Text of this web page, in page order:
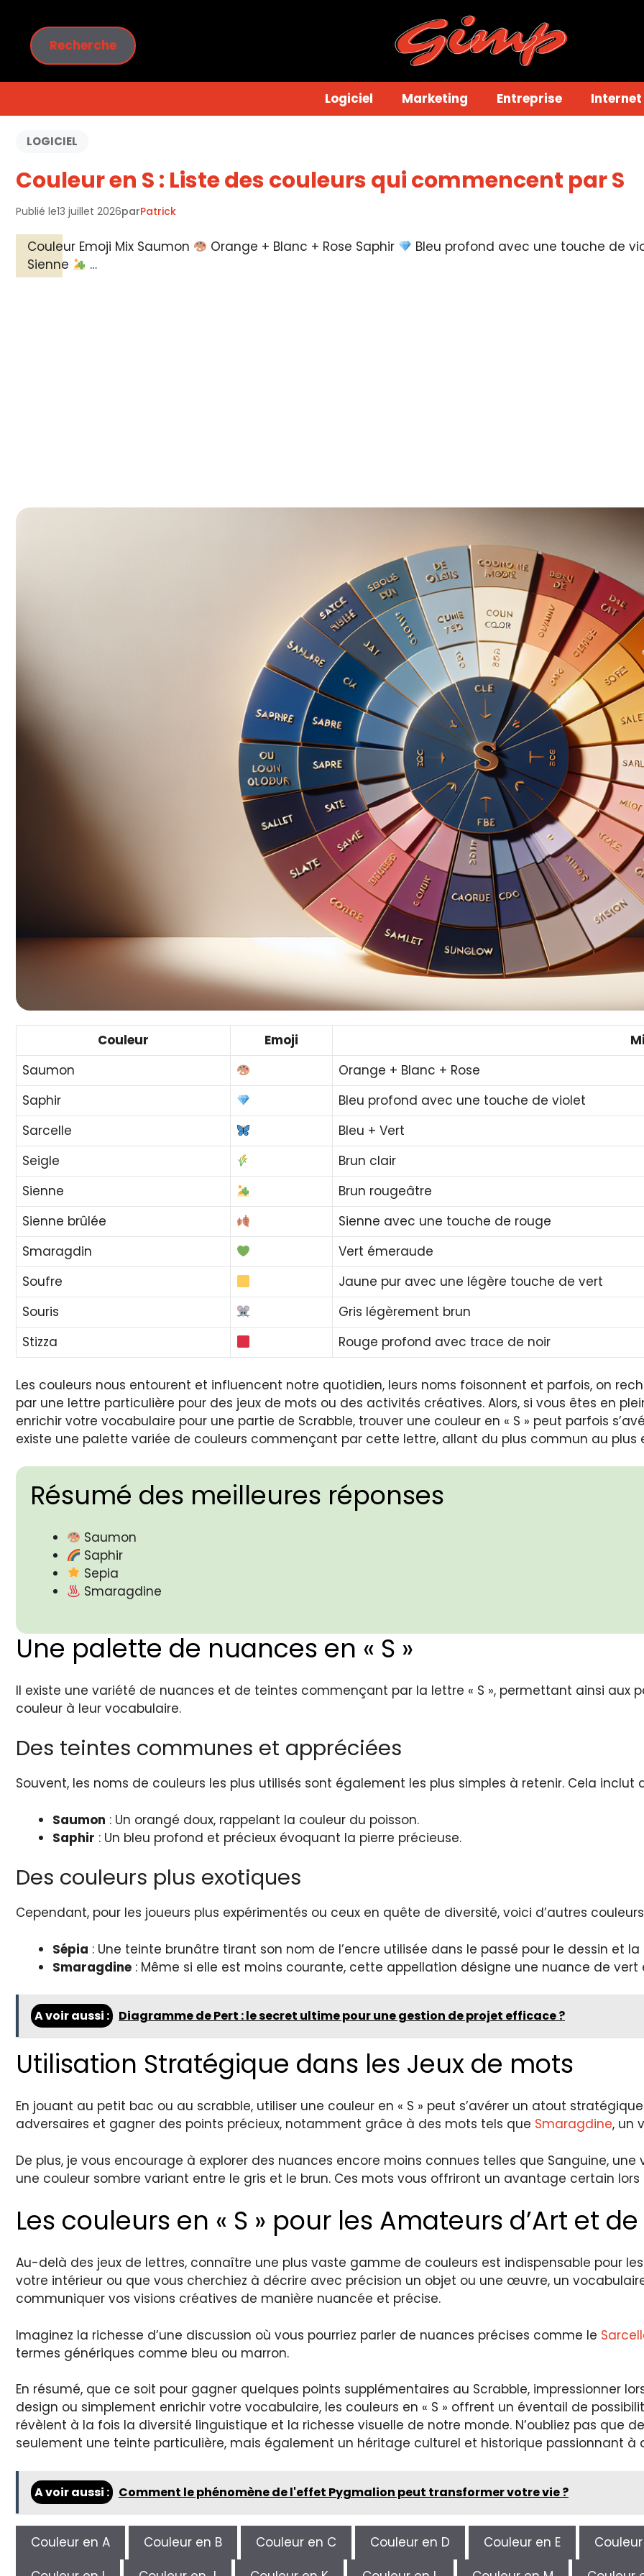
contenu
Rechercher
Recherche
Logiciel Marketing Entreprise Internet
LOGICIEL
Couleur en S : Liste des couleurs qui commencent par S
Publié le13 juillet 2026parPatrick
Couleur Emoji Mix Saumon Orange + Blanc + Rose Saphir
Bleu profond avec une touche de
Sienne
…
Couleur Emoji
Saumon
Orange + Blanc + Rose
Saphir
Bleu profond avec une touche de violet
Sarcelle
Bleu + Vert
Seigle
Brun clair
Sienne
Brun rougeâtre
Sienne brûlée
Sienne avec une touche de rouge
Smaragdin
Vert émeraude
Soufre
Jaune pur avec une légère touche de vert
Souris
Gris légèrement brun
Stizza
Rouge profond avec trace de noir
Les couleurs nous entourent et influencent notre quotidien, leurs noms foisonnent et parfois, on
par une lettre particulière pour des jeux de mots ou des activités créatives. Alors, si vous êtes en
enrichir votre vocabulaire pour une partie de Scrabble, trouver une couleur en « S » peut parfois
existe une palette variée de couleurs commençant par cette lettre, allant du plus commun au plus
Résumé des meilleures réponses
Saumon
Saphir
Sepia
Smaragdine
Une palette de nuances en « S »
Il existe une variété de nuances et de teintes commençant par la lettre « S », permettant ainsi aux
couleur à leur vocabulaire.
Des teintes communes et appréciées
Souvent, les noms de couleurs les plus utilisés sont également les plus simples à retenir. Cela inclut
Saumon : Un orangé doux, rappelant la couleur du poisson.
Saphir : Un bleu profond et précieux évoquant la pierre précieuse.
Des couleurs plus exotiques
Cependant, pour les joueurs plus expérimentés ou ceux en quête de diversité, voici d’autres
Sépia : Une teinte brunâtre tirant son nom de l’encre utilisée dans le passé pour le dessin et
Smaragdine : Même si elle est moins courante, cette appellation désigne une nuance de vert
A voir aussi : Diagramme de Pert : le secret ultime pour une gestion de projet efficace ?
Utilisation Stratégique dans les Jeux de mots
En jouant au petit bac ou au scrabble, utiliser une couleur en « S » peut s’avérer un atout
adversaires et gagner des points précieux, notamment grâce à des mots tels que Smaragdine, un
De plus, je vous encourage à explorer des nuances encore moins connues telles que Sanguine,
une couleur sombre variant entre le gris et le brun. Ces mots vous offriront un avantage certain
Les couleurs en « S » pour les Amateurs d’Art et
Au-delà des jeux de lettres, connaître une plus vaste gamme de couleurs est indispensable pour
votre intérieur ou que vous cherchiez à décrire avec précision un objet ou une œuvre, un
communiquer vos visions créatives de manière nuancée et précise.
Imaginez la richesse d’une discussion où vous pourriez parler de nuances précises comme le
termes génériques comme bleu ou marron.
En résumé, que ce soit pour gagner quelques points supplémentaires au Scrabble, impressionner
design ou simplement enrichir votre vocabulaire, les couleurs en « S » offrent un éventail de
révèlent à la fois la diversité linguistique et la richesse visuelle de notre monde. N’oubliez pas que
seulement une teinte particulière, mais également un héritage culturel et historique passionnant à
A voir aussi : Comment le phénomène de l'effet Pygmalion peut transformer votre vie ?
Couleur en A Couleur en B Couleur en C Couleur en D Couleur en E